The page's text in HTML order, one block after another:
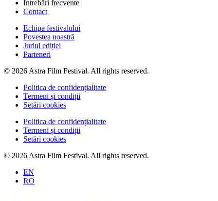
Întrebări frecvente
Contact
Echipa festivalului
Povestea noastră
Juriul ediției
Parteneri
© 2026 Astra Film Festival. All rights reserved.
Politica de confidențialitate
Termeni și condiții
Setări cookies
Politica de confidențialitate
Termeni și condiții
Setări cookies
© 2026 Astra Film Festival. All rights reserved.
EN
RO